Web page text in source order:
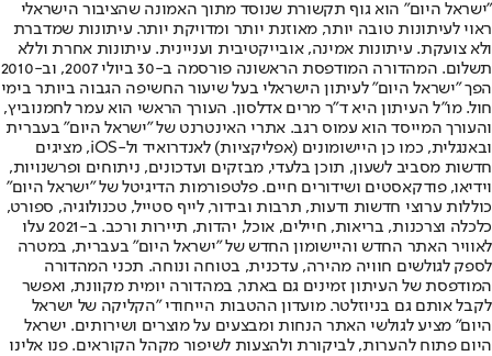
"ישראל היום" הוא גוף תקשורת שנוסד מתוך האמונה שהציבור הישראלי
ראוי לעיתונות טובה יותר, מאוזנת יותר ומדויקת יותר. עיתונות שמדברת
ולא צועקת. עיתונות אמינה, אובייקטיבית ועניינית. עיתונות אחרת וללא
תשלום. המהדורה המודפסת הראשונה פורסמה ב-30 ביולי 2007, וב-2010
הפך "ישראל היום" לעיתון הישראלי בעל שיעור החשיפה הגבוה ביותר בימי
חול. מו"ל העיתון היא ד"ר מרים אדלסון. העורך הראשי הוא עמר לחמנוביץ,
והעורך המייסד הוא עמוס רגב. אתרי האינטרנט של "ישראל היום" בעברית
ובאנגלית, כמו כן היישומונים (אפליקציות) לאנדרואיד ול-iOS, מציגים
חדשות מסביב לשעון, תוכן בלעדי, מבזקים ועדכונים, ניתוחים ופרשנויות,
וידיאו, פודקאסטים ושידורים חיים. פלטפורמות הדיגיטל של "ישראל היום"
כוללות ערוצי חדשות ודעות, תרבות ובידור, לייף סטייל, טכנולוגיה, ספורט,
כלכלה וצרכנות, בריאות, חיילים, אוכל, יהדות, תיירות ורכב. ב-2021 עלו
לאוויר האתר החדש והיישומון החדש של "ישראל היום" בעברית, במטרה
לספק לגולשים חוויה מהירה, עדכנית, בטוחה ונוחה. תכני המהדורה
המודפסת של העיתון זמינים גם באתר, במהדורה יומית מקוונת, ואפשר
לקבל אותם גם בניוזלטר. מועדון ההטבות הייחודי "הקליקה של ישראל
היום" מציע לגולשי האתר הנחות ומבצעים על מוצרים ושירותים. ישראל
היום פתוח להערות, לביקורת ולהצעות לשיפור מקהל הקוראים. פנו אלינו